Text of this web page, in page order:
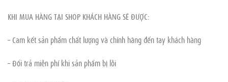
KHI MUA HÀNG TẠI SHOP KHÁCH HÀNG SẼ ĐƯỢC:
– Cam kết sản phẩm chất lượng và chính hãng đến tay khách hàng
– Đổi trả miễn phí khi sản phẩm bị lỗi